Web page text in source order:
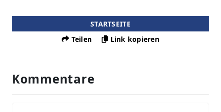
STARTSEITE
Teilen
Link kopieren
Kommentare